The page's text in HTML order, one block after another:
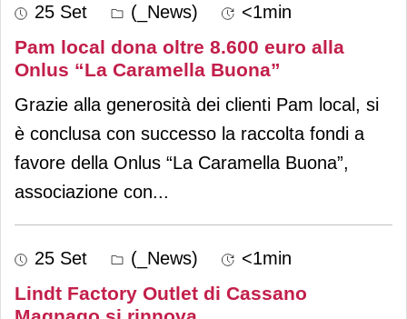
25 Set (_News) <1min
Pam local dona oltre 8.600 euro alla
Onlus “La Caramella Buona”
Grazie alla generosità dei clienti Pam local, si
è conclusa con successo la raccolta fondi a
favore della Onlus “La Caramella Buona”,
associazione con...
25 Set (_News) <1min
Lindt Factory Outlet di Cassano